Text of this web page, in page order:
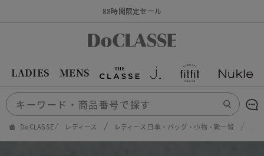
88時間限定セール
LADIES MENS
DoCLASSE レディース レディース 日傘・バッグ・小物・靴一覧